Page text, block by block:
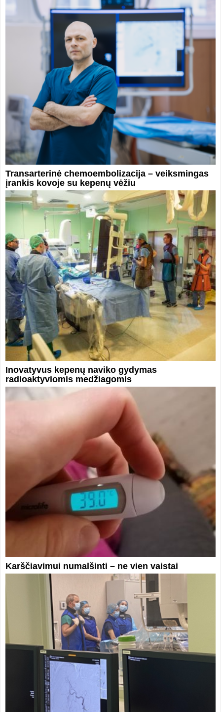
Transarterinė chemoembolizacija – veiksmingas
įrankis kovoje su kepenų vėžiu
Inovatyvus kepenų naviko gydymas
radioaktyviomis medžiagomis
Karščiavimui numalšinti – ne vien vaistai